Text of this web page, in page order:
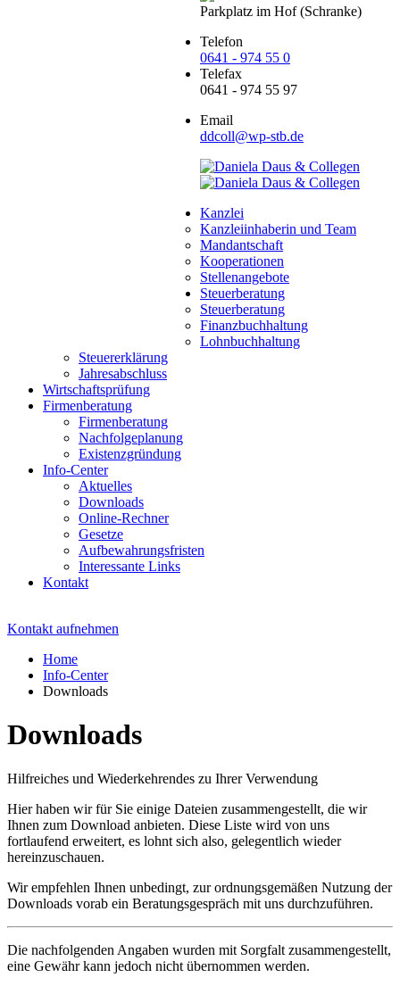
Parkplatz im Hof (Schranke)
Telefon
0641 - 974 55 0
Telefax
0641 - 974 55 97
Email
ddcoll@wp-stb.de
Kanzlei
Kanzleiinhaberin und Team
Mandantschaft
Kooperationen
Stellenangebote
Steuerberatung
Steuerberatung
Finanzbuchhaltung
Lohnbuchhaltung
Steuererklärung
Jahresabschluss
Wirtschaftsprüfung
Firmenberatung
Firmenberatung
Nachfolgeplanung
Existenzgründung
Info-Center
Aktuelles
Downloads
Online-Rechner
Gesetze
Aufbewahrungsfristen
Interessante Links
Kontakt
Kontakt aufnehmen
Home
Info-Center
Downloads
Downloads
Hilfreiches und Wiederkehrendes zu Ihrer Verwendung
Hier haben wir für Sie einige Dateien zusammengestellt, die wir
Ihnen zum Download anbieten. Diese Liste wird von uns
fortlaufend erweitert, es lohnt sich also, gelegentlich wieder
hereinzuschauen.
Wir empfehlen Ihnen unbedingt, zur ordnungsgemäßen Nutzung der
Downloads vorab ein Beratungsgespräch mit uns durchzuführen.
Die nachfolgenden Angaben wurden mit Sorgfalt zusammengestellt,
eine Gewähr kann jedoch nicht übernommen werden.